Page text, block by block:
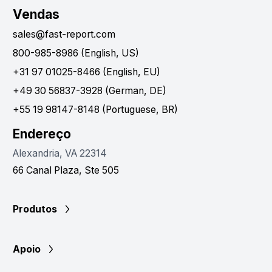
Vendas
sales@fast-report.com
800-985-8986 (English, US)
+31 97 01025-8466 (English, EU)
+49 30 56837-3928 (German, DE)
+55 19 98147-8148 (Portuguese, BR)
Endereço
Alexandria, VA 22314
66 Canal Plaza, Ste 505
Produtos
Apoio